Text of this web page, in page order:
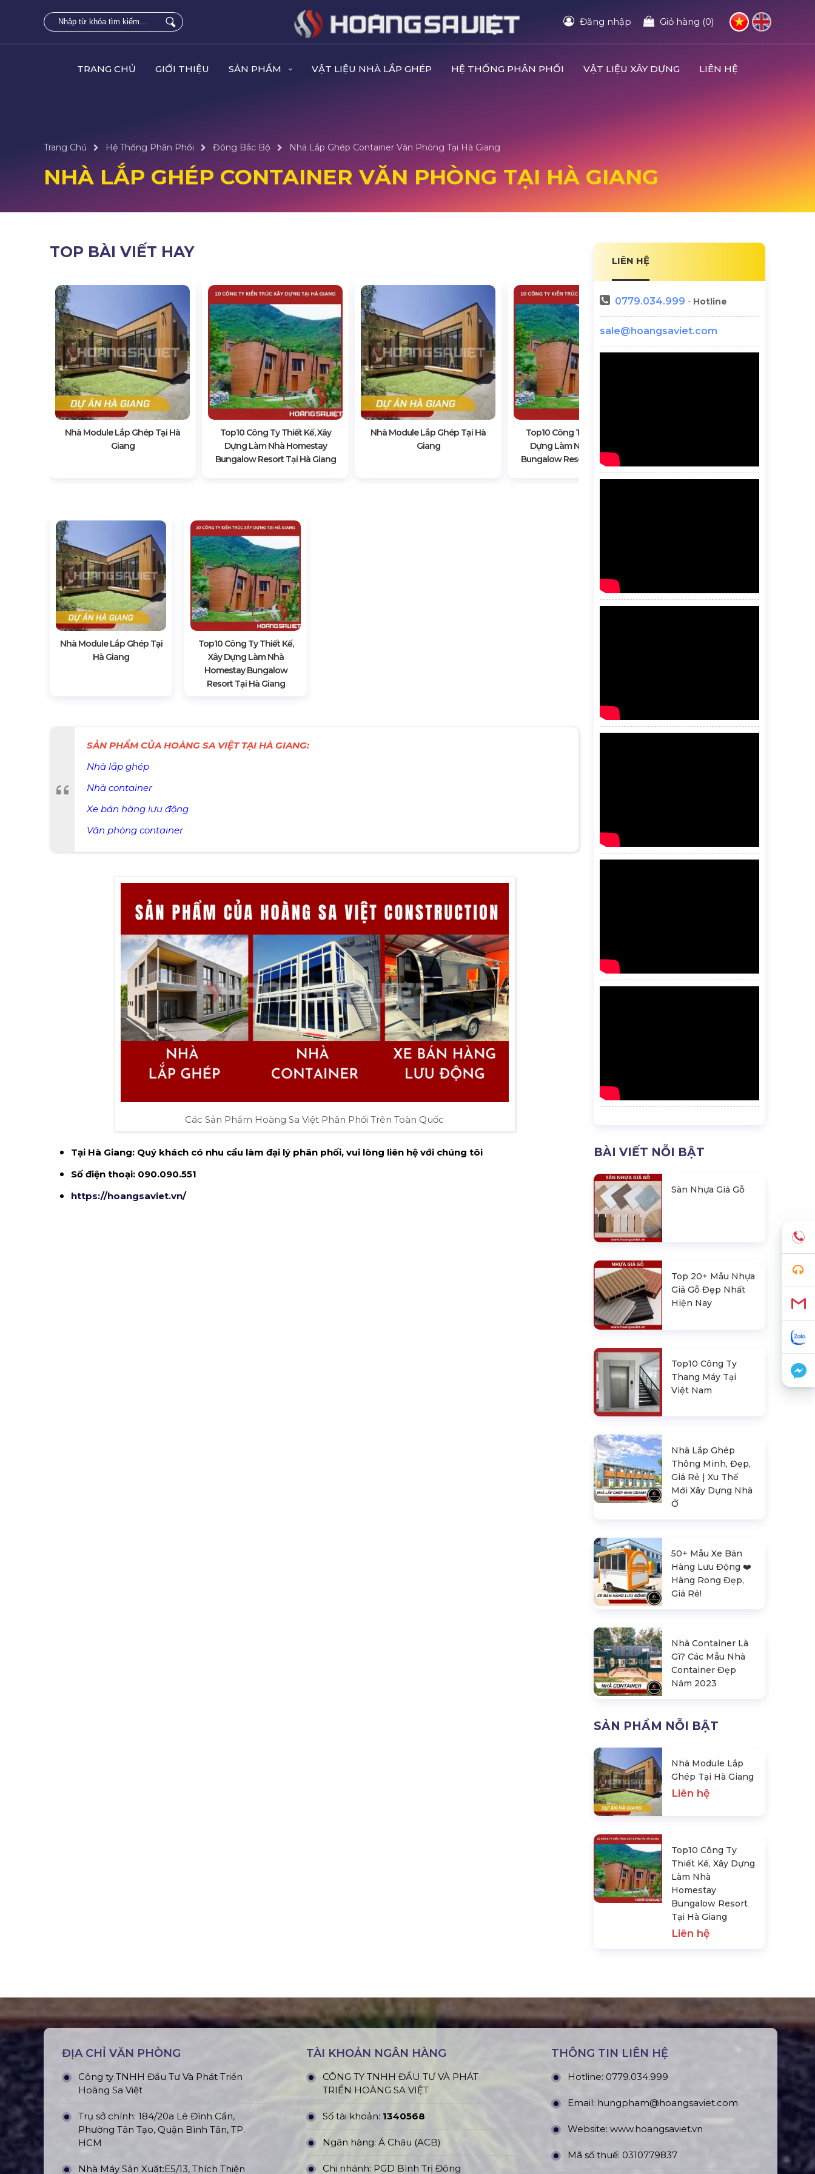
Đăng nhập Giỏ hàng (0)
TRANG CHỦ GIỚI THIỆU SẢN PHẨM VẬT LIỆU NHÀ LẮP GHÉP HỆ THỐNG PHÂN PHỐI VẬT LIỆU XÂY DỰNG LIÊN HỆ
Trang Chủ Hệ Thống Phân Phối Đông Bắc Bộ Nhà Lắp Ghép Container Văn Phòng Tại Hà Giang
NHÀ LẮP GHÉP CONTAINER VĂN PHÒNG TẠI HÀ GIANG
TOP BÀI VIẾT HAY
Nhà Module Lắp Ghép Tại Hà
Giang
Top10 Công Ty Thiết Kế, Xây
Dựng Làm Nhà Homestay
Bungalow Resort Tại Hà Giang
Nhà Module Lắp Ghép Tại Hà
Giang
Top10 Công Ty Thiết Kế, Xây
Dựng Làm Nhà Homestay
Bungalow Resort Tại Hà Giang
Nhà Module Lắp Ghép Tại
Hà Giang
Top10 Công Ty Thiết Kế,
Xây Dựng Làm Nhà
Homestay Bungalow
Resort Tại Hà Giang
SẢN PHẨM CỦA HOÀNG SA VIỆT TẠI HÀ GIANG:
Nhà lắp ghép
Nhà container
Xe bán hàng lưu động
Văn phòng container
Các Sản Phẩm Hoàng Sa Việt Phân Phối Trên Toàn Quốc
Tại Hà Giang: Quý khách có nhu cầu làm đại lý phân phối, vui lòng liên hệ với chúng tôi
Số điện thoại: 090.090.551
https://hoangsaviet.vn/
LIÊN HỆ
0779.034.999 - Hotline
sale@hoangsaviet.com
BÀI VIẾT NỖI BẬT
Sàn Nhựa Giả Gỗ
Top 20+ Mẫu Nhựa
Giả Gỗ Đẹp Nhất
Hiện Nay
Top10 Công Ty
Thang Máy Tại
Việt Nam
Nhà Lắp Ghép
Thông Minh, Đẹp,
Giá Rẻ | Xu Thế
Mới Xây Dựng Nhà
Ở
50+ Mẫu Xe Bán
Hàng Lưu Động ❤️️
Hàng Rong Đẹp,
Giá Rẻ!
Nhà Container Là
Gì? Các Mẫu Nhà
Container Đẹp
Năm 2023
SẢN PHẨM NỖI BẬT
Nhà Module Lắp
Ghép Tại Hà Giang
Liên hệ
Top10 Công Ty
Thiết Kế, Xây Dựng
Làm Nhà
Homestay
Bungalow Resort
Tại Hà Giang
Liên hệ
ĐỊA CHỈ VĂN PHÒNG
Công ty TNHH Đầu Tư Và Phát Triển
Hoàng Sa Việt
Trụ sở chính: 184/20a Lê Đình Cẩn,
Phường Tân Tạo, Quận Bình Tân, TP.
HCM
Nhà Máy Sản Xuất:E5/13, Thích Thiện
TÀI KHOẢN NGÂN HÀNG
CÔNG TY TNHH ĐẦU TƯ VÀ PHÁT
TRIỂN HOÀNG SA VIỆT
Số tài khoản: 1340568
Ngân hàng: Á Châu (ACB)
Chi nhánh: PGD Bình Trị Đông
THÔNG TIN LIÊN HỆ
Hotline: 0779.034.999
Email: hungpham@hoangsaviet.com
Website: www.hoangsaviet.vn
Mã số thuế: 0310779837